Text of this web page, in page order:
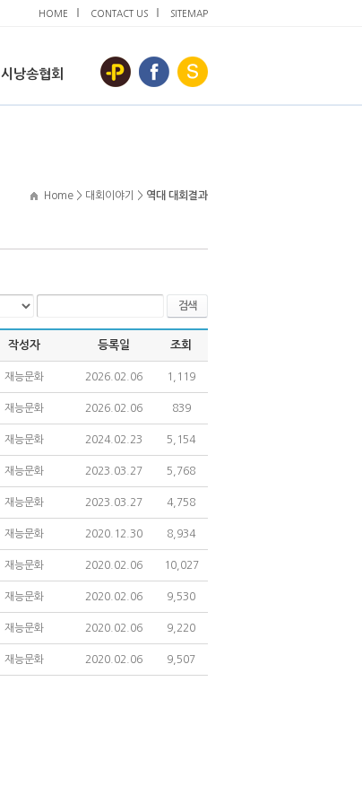
HOME CONTACT US SITEMAP
시낭송협회
Home > 대회이야기 > 역대 대회결과
검색
작성자 등록일 조회
재능문화 2026.02.06 1,119
재능문화 2026.02.06 839
재능문화 2024.02.23 5,154
재능문화 2023.03.27 5,768
재능문화 2023.03.27 4,758
재능문화 2020.12.30 8,934
재능문화 2020.02.06 10,027
재능문화 2020.02.06 9,530
재능문화 2020.02.06 9,220
재능문화 2020.02.06 9,507